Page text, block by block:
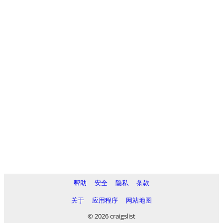
帮助 安全 隐私
条款
关于
应用程序
网站地图
© 2026 craigslist